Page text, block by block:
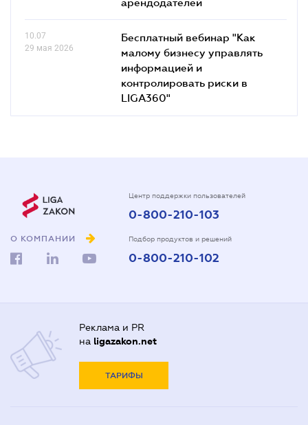
10.07
29 мая 2026
Бесплатный вебинар "Как
малому бизнесу управлять
информацией и
контролировать риски в
LIGA360"
О КОМПАНИИ
Центр поддержки пользователей
0-800-210-103
Подбор продуктов и решений
0-800-210-102
Реклама и PR
на ligazakon.net
ТАРИФЫ